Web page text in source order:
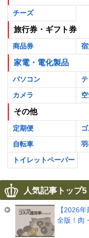
チーズ
旅行券・ギフト券
商品券
家電・電化製品
パソコン
カメラ
その他
定期便
自転車
トイレットペーパー
人気記事トップ5
【2026
全版！肉